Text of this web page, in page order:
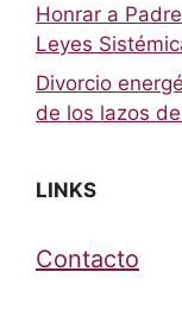
Honrar a
Leyes
Divorcio
de los lazos
LINKS
Contacto